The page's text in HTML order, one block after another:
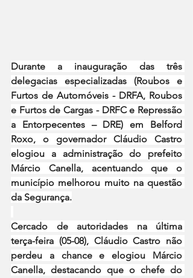
Durante a inauguração das três
delegacias especializadas (Roubos e
Furtos de Automóveis - DRFA, Roubos
e Furtos de Cargas - DRFC e Repressão
a Entorpecentes – DRE) em Belford
Roxo, o governador Cláudio Castro
elogiou a administração do prefeito
Márcio Canella, acentuando que o
município melhorou muito na questão
da Segurança.
Cercado de autoridades na última
terça-feira (05-08), Cláudio Castro não
perdeu a chance e elogiou Márcio
Canella, destacando que o chefe do